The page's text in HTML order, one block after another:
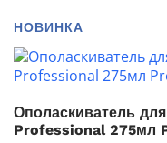
НОВИНКА
Ополаскиватель
Professional